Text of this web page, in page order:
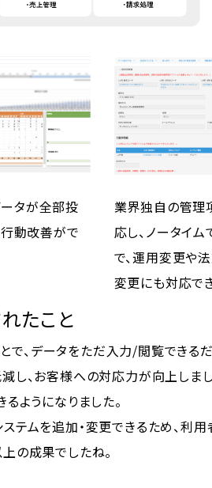
タが全部投
行動改善がで
業界独自の管理
応し、ノータイ
で、運用変更や
変更にも対応で
たこと
、データをただ入力/閲覧できる
し、お客様への対応力が向上し
ようになりました。
テムを追加・変更できるため、利
の成果でしたね。